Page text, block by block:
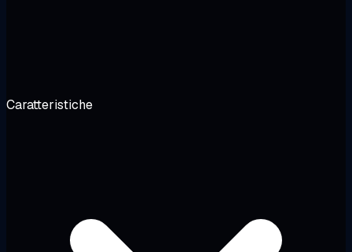
Caratteristiche